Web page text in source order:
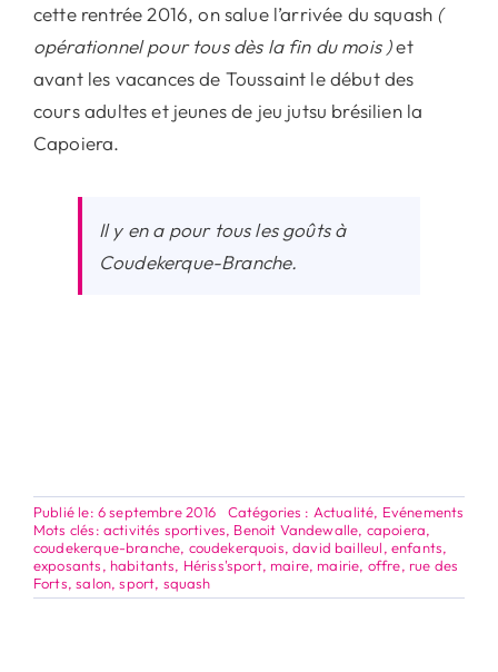
cette rentrée 2016, on salue l’arrivée du squash (
opérationnel pour tous dès la fin du mois )et
avant les vacances de Toussaint le début des
cours adultes et jeunes de jeu jutsu brésilien la
Capoiera.
Il y en a pour tous les goûts à
Coudekerque-Branche.
Publié le: 6 septembre 2016 Catégories : Actualité, Evénements
Mots clés: activités sportives, Benoit Vandewalle, capoiera,
coudekerque-branche, coudekerquois,david bailleul, enfants,
exposants, habitants, Hériss'sport, maire, mairie, offre, rue des
Forts,salon,sport, squash